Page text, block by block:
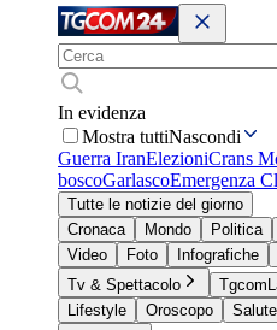
In evidenza
Mostra tuttiNascondi
Guerra IranElezioniCrans
boscoGarlascoEmergenza
Tutte le notizie del giorno
Cronaca
Mondo Politica
Video
Foto Infografiche
Tv & Spettacolo
Lifestyle
Oroscopo Salute